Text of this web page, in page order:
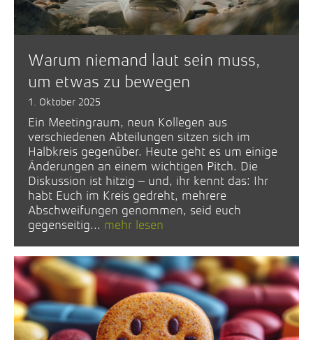
Warum niemand laut sein muss,
um etwas zu bewegen
1. Oktober 2025
Ein Meetingraum, neun Kollegen aus
verschiedenen Abteilungen sitzen sich im
Halbkreis gegenüber. Heute geht es um einige
Änderungen an einem wichtigen Pitch. Die
Diskussion ist hitzig – und, ihr kennt das: Ihr
habt Euch im Kreis gedreht, mehrere
Abschweifungen genommen, seid euch
gegenseitig... mehr lesen